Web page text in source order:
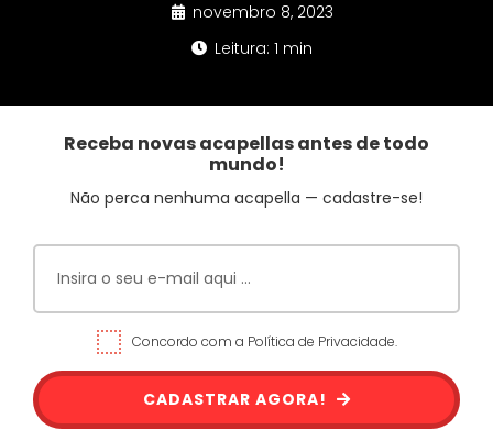
novembro 8, 2023
Leitura: 1 min
Receba novas acapellas antes de todo
mundo!
Não perca nenhuma acapella — cadastre-se!
Concordo com a Política de Privacidade.
CADASTRAR AGORA!